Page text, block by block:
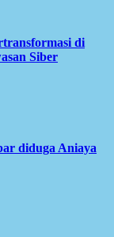
di
Siber
diduga Aniaya